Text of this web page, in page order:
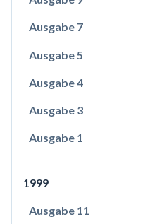
Ausgabe 7
Ausgabe 5
Ausgabe 4
Ausgabe 3
Ausgabe 1
1999
Ausgabe 11